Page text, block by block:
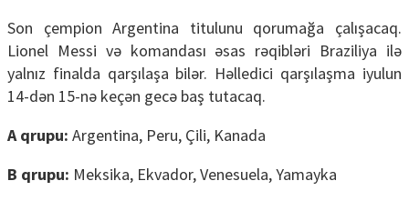
Son çempion Argentina titulunu qorumağa çalışacaq.
Lionel Messi və komandası əsas rəqibləri Braziliya ilə
yalnız finalda qarşılaşa bilər. Həlledici qarşılaşma iyulun
14-dən 15-nə keçən gecə baş tutacaq.
A qrupu: Argentina, Peru, Çili, Kanada
B qrupu: Meksika, Ekvador, Venesuela, Yamayka